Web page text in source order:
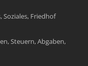
Friedhof
Steuern, Abgaben,